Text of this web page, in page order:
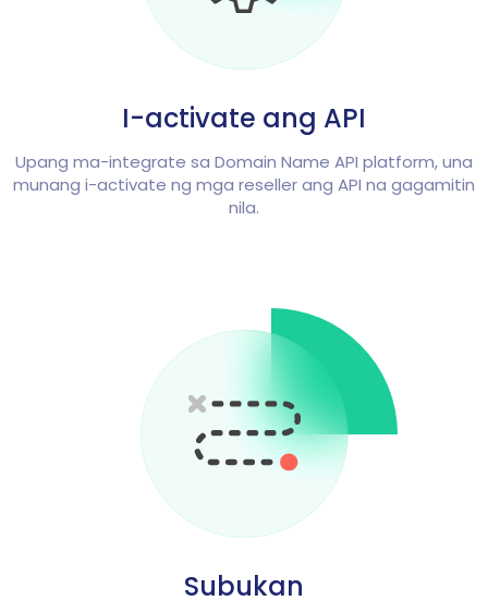
I-activate ang API
Upang ma-integrate sa Domain Name API platform, una
munang i-activate ng mga reseller ang API na gagamitin
nila.
Subukan